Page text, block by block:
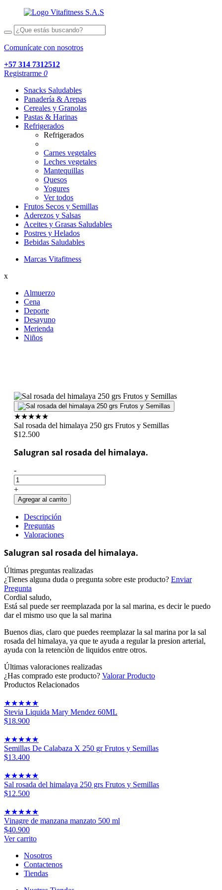
Comunícate con nosotros
+57 314 7312512
Registrarme 0
Snacks Saludables
Panadería & Arepas
Cereales y Granolas
Pastas & Harinas
Refrigerados
Refrigerados
Carnes vegetales
Leches vegetales
Mantequillas
Quesos
Yogures
Ver todos
Frutos Secos y Semillas
Aderezos y Salsas
Aceites y Grasas Saludables
Postres y Helados
Bebidas Saludables
Marcas Vitafitness
x
Almuerzo
Cena
Deporte
Desayuno
Merienda
Niños
★★★★★
Sal rosada del himalaya 250 grs Frutos y Semillas
$12.500
Salugran sal rosada del himalaya.
-
+
Agregar al carrito
Descripción
Preguntas
Valoraciones
Salugran sal rosada del himalaya.
Últimas preguntas realizadas
¿Tienes alguna duda o pregunta sobre este producto? Enviar
Pregunta
Cordial saludo,
Está sal puede ser reemplazada por la sal marina, es decir le puedo
dar el mismo uso que la sal marina
Buenos dias, claro que puedes reemplazar la sal marina por la sal
rosada del himalaya, ya que te ayuda a regular la presion arterial,
ayuda con la retenciòn de liquidos entre otros.
Últimas valoraciones realizadas
¿Has comprado este producto? Valorar Producto
Productos Relacionados
★★★★★
Stevia Liquida Mary Mendez 60ML
$18.900
★★★★★
Semillas De Calabaza X 250 gr Frutos y Semillas
$13.400
★★★★★
Sal rosada del himalaya 250 grs Frutos y Semillas
$12.500
★★★★★
Vinagre de manzana manzato 500 ml
$40.900
Ver carrito
Nosotros
Contactenos
Tiendas